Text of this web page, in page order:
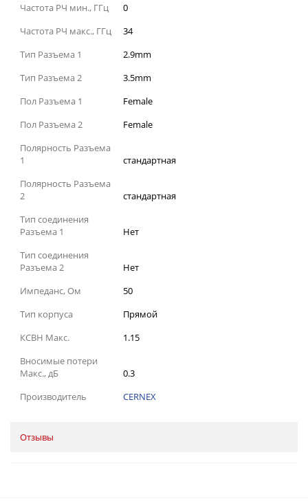
Частота РЧ мин., ГГц
0
Частота РЧ макс., ГГц
34
Тип Разъема 1
2.9mm
Тип Разъема 2
3.5mm
Пол Разъема 1
Female
Пол Разъема 2
Female
Полярность Разъема
1
стандартная
Полярность Разъема
2
стандартная
Тип соединения
Разъема 1
Нет
Тип соединения
Разъема 2
Нет
Импеданс, Ом
50
Тип корпуса
Прямой
КСВН Макс.
1.15
Вносимые потери
Макс., дБ
0.3
Производитель
CERNEX
Отзывы